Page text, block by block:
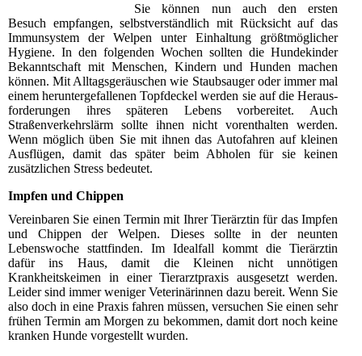
Sie können nun auch den ersten
Besuch empfangen, selbstverständlich mit Rücksicht auf das
Immunsystem der Welpen unter Einhaltung größtmöglicher
Hygiene. In den folgenden Wochen sollten die Hundekinder
Bekanntschaft mit Menschen, Kindern und Hunden machen
können. Mit Alltagsgeräuschen wie Staubsauger oder immer mal
einem heruntergefallenen Topfdeckel werden sie auf die Heraus-
forderungen ihres späteren Lebens vorbereitet. Auch
Straßenverkehrslärm sollte ihnen nicht vorenthalten werden.
Wenn möglich üben Sie mit ihnen das Autofahren auf kleinen
Ausflügen, damit das später beim Abholen für sie keinen
zusätzlichen Stress bedeutet.
Impfen und Chippen
Vereinbaren Sie einen Termin mit Ihrer Tierärztin für das Impfen
und Chippen der Welpen. Dieses sollte in der neunten
Lebenswoche stattfinden. Im Idealfall kommt die Tierärztin
dafür ins Haus, damit die Kleinen nicht unnötigen
Krankheitskeimen in einer Tierarztpraxis ausgesetzt werden.
Leider sind immer weniger Veterinärinnen dazu bereit. Wenn Sie
also doch in eine Praxis fahren müssen, versuchen Sie einen sehr
frühen Termin am Morgen zu bekommen, damit dort noch keine
kranken Hunde vorgestellt wurden.